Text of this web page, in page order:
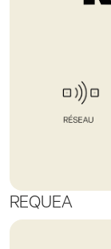
REQUEA